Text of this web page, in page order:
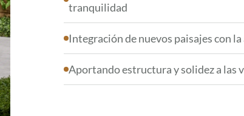
tranquilidad
Integración de nuevos paisajes con
Aportando estructura y solidez a las